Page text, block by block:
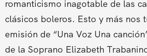
romanticismo inagotable de las
clásicos boleros. Esto y más nos
emisión de “Una Voz Una
de la Soprano Elizabeth